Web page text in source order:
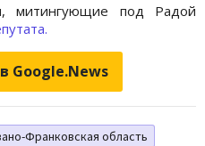
митингующие под Радой
Google.News
Франковская область